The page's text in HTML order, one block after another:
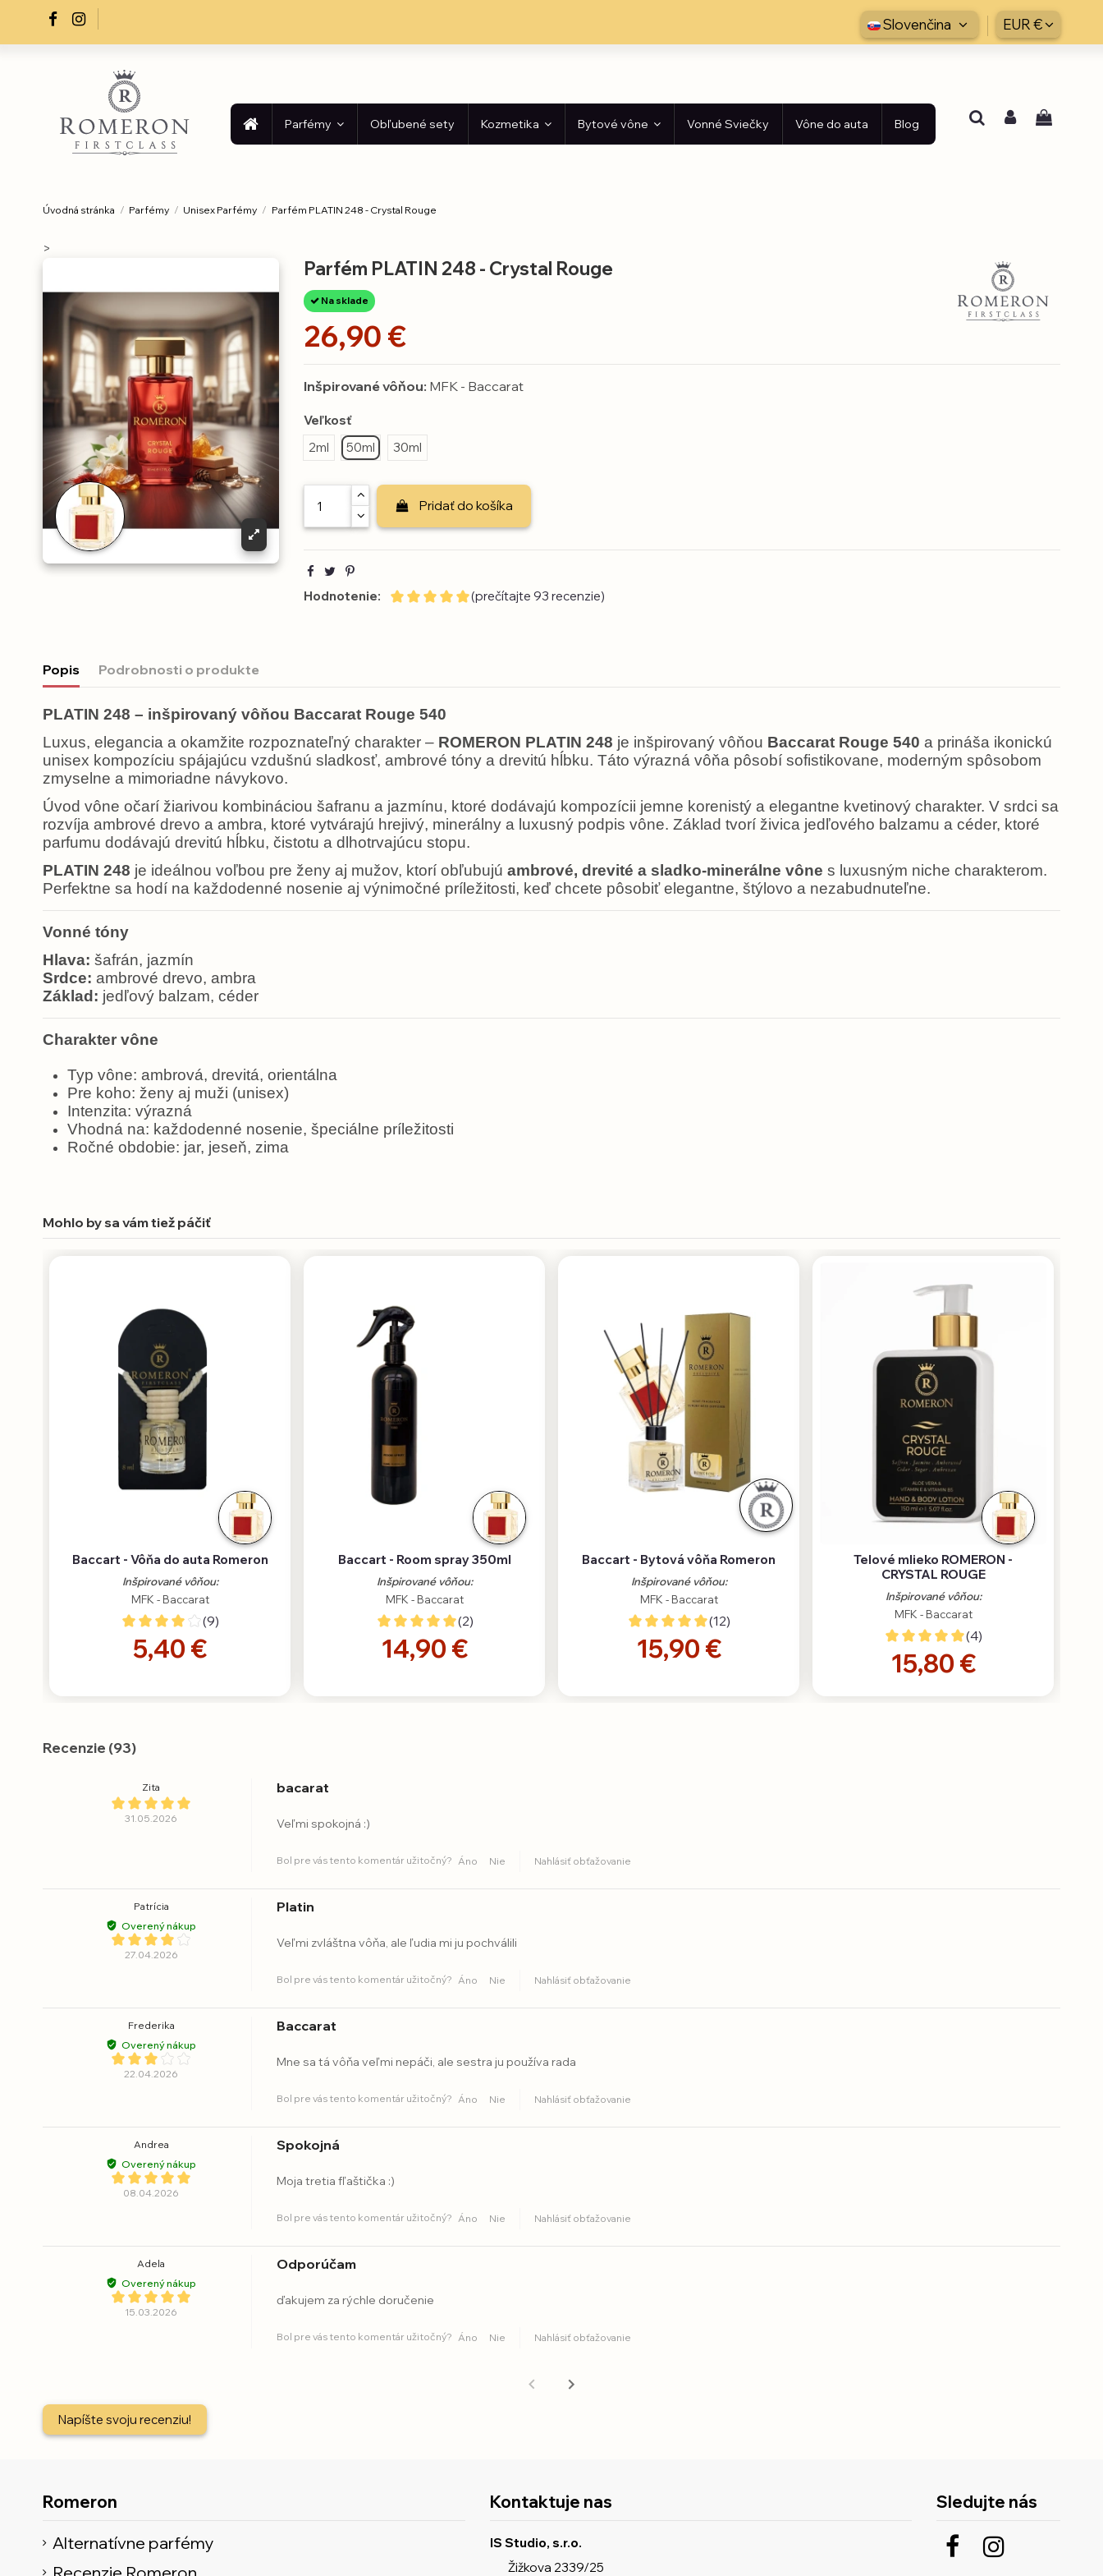
Slovenčina EUR €
Parfémy Obľubené sety Kozmetika Bytové vône Vonné Sviečky Vône do auta Blog
Úvodná stránka Parfémy Unisex Parfémy Parfém PLATIN 248 - Crystal Rouge
>
Parfém PLATIN 248 - Crystal Rouge
Na sklade
26,90 €
Inšpirované vôňou: MFK - Baccarat
Veľkosť
2ml
50ml 30ml
Pridať do košíka
Hodnotenie: (prečítajte 93 recenzie)
Popis Podrobnosti o produkte
PLATIN 248 – inšpirovaný vôňou Baccarat Rouge 540
Luxus, elegancia a okamžite rozpoznateľný charakter – ROMERON PLATIN 248 je inšpirovaný vôňou Baccarat Rouge 540 a prináša ikonickú
unisex kompozíciu spájajúcu vzdušnú sladkosť, ambrové tóny a drevitú hĺbku. Táto výrazná vôňa pôsobí sofistikovane, moderným spôsobom
zmyselne a mimoriadne návykovo.
Úvod vône očarí žiarivou kombináciou šafranu a jazmínu, ktoré dodávajú kompozícii jemne korenistý a elegantne kvetinový charakter. V srdci sa
rozvíja ambrové drevo a ambra, ktoré vytvárajú hrejivý, minerálny a luxusný podpis vône. Základ tvorí živica jedľového balzamu a céder, ktoré
parfumu dodávajú drevitú hĺbku, čistotu a dlhotrvajúcu stopu.
PLATIN 248 je ideálnou voľbou pre ženy aj mužov, ktorí obľubujú ambrové, drevité a sladko-minerálne vône s luxusným niche charakterom.
Perfektne sa hodí na každodenné nosenie aj výnimočné príležitosti, keď chcete pôsobiť elegantne, štýlovo a nezabudnuteľne.
Vonné tóny
Hlava: šafrán, jazmín
Srdce: ambrové drevo, ambra
Základ: jedľový balzam, céder
Charakter vône
Typ vône: ambrová, drevitá, orientálna
Pre koho: ženy aj muži (unisex)
Intenzita: výrazná
Vhodná na: každodenné nosenie, špeciálne príležitosti
Ročné obdobie: jar, jeseň, zima
Mohlo by sa vám tiež páčiť
Baccart - Vôňa do auta Romeron
Inšpirované vôňou:
MFK - Baccarat
(9)
5,40 €
Baccart - Room spray 350ml
Inšpirované vôňou:
MFK - Baccarat
(2)
14,90 €
Baccart - Bytová vôňa Romeron
Inšpirované vôňou:
MFK - Baccarat
(12)
15,90 €
Telové mlieko ROMERON -
CRYSTAL ROUGE
Inšpirované vôňou:
MFK - Baccarat
(4)
15,80 €
Recenzie (93)
Zita
31.05.2026
bacarat
Veľmi spokojná :)
Bol pre vás tento komentár užitočný? Áno Nie Nahlásiť obťažovanie
Patrícia
Overený nákup
27.04.2026
Platin
Veľmi zvláštna vôňa, ale ľudia mi ju pochválili
Bol pre vás tento komentár užitočný? Áno Nie Nahlásiť obťažovanie
Frederika
Overený nákup
22.04.2026
Baccarat
Mne sa tá vôňa veľmi nepáči, ale sestra ju používa rada
Bol pre vás tento komentár užitočný? Áno Nie Nahlásiť obťažovanie
Andrea
Overený nákup
08.04.2026
Spokojná
Moja tretia fľaštička :)
Bol pre vás tento komentár užitočný? Áno Nie Nahlásiť obťažovanie
Adela
Overený nákup
15.03.2026
Odporúčam
ďakujem za rýchle doručenie
Bol pre vás tento komentár užitočný? Áno Nie Nahlásiť obťažovanie
Napíšte svoju recenziu!
Romeron
Alternatívne parfémy
Kontaktuje nas
IS Studio, s.r.o.
Žižkova 2339/25
Sledujte nás